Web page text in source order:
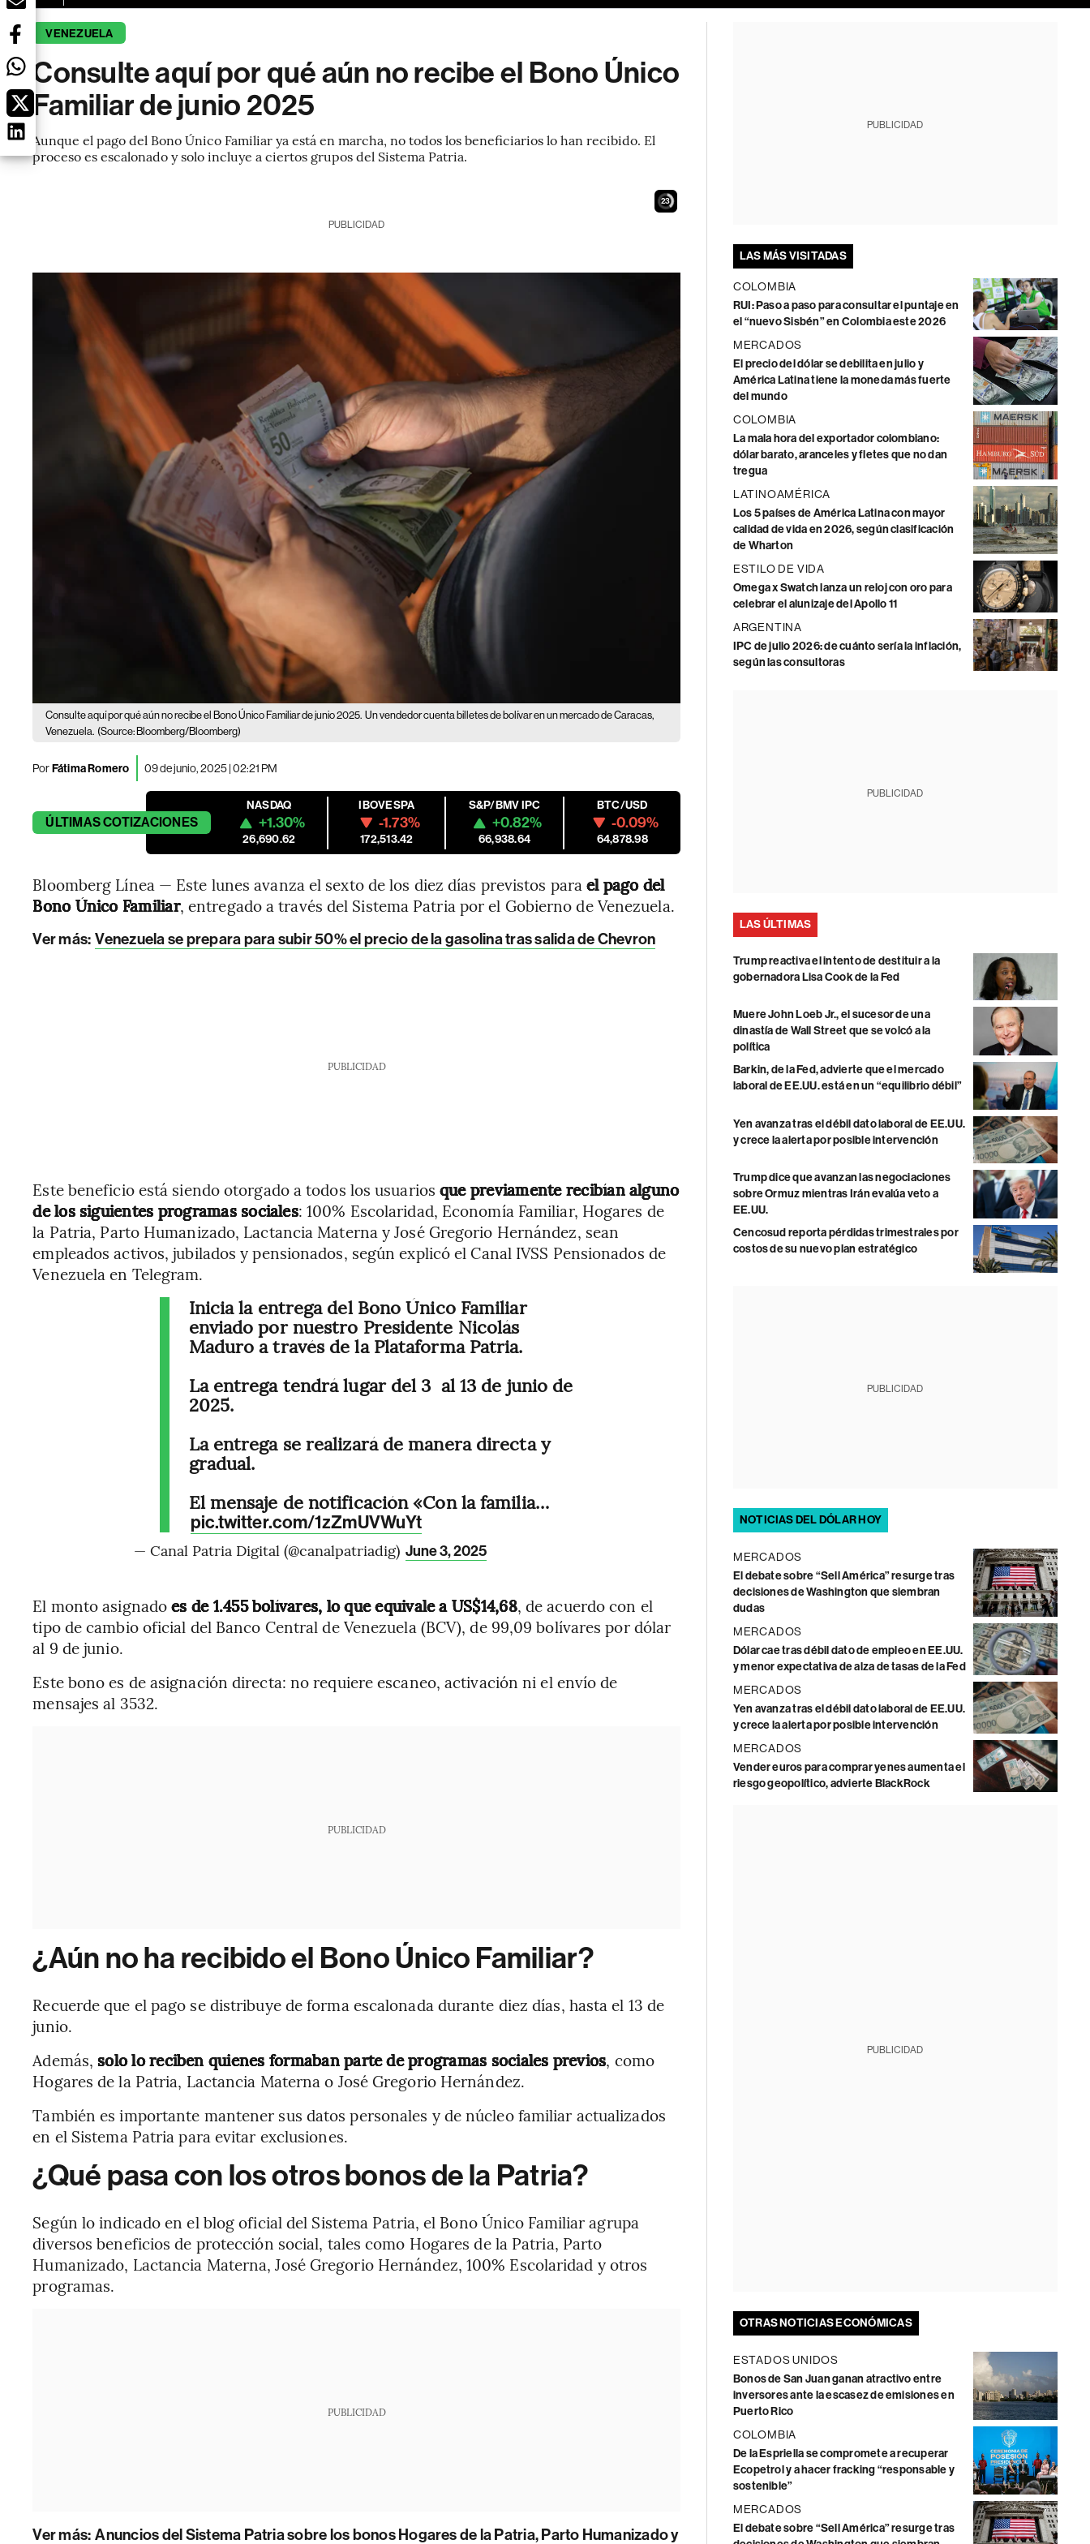
VENEZUELA
Consulte aquí por qué aún no recibe el Bono Único
Familiar de junio 2025
Aunque el pago del Bono Único Familiar ya está en marcha, no todos los beneficiarios lo han recibido. El
proceso es escalonado y solo incluye a ciertos grupos del Sistema Patria.
22
PUBLICIDAD
Consulte aquí por qué aún no recibe el Bono Único Familiar de junio 2025. Un vendedor cuenta billetes de bolívar en un mercado de Caracas,
Venezuela. (Source: Bloomberg/Bloomberg)
PorFátima Romero 09 de junio, 2025 | 02:21 PM
ÚLTIMASCOTIZACIONES
NASDAQ
+1.30%
26,690.62
IBOVESPA
-1.73%
172,513.42
S&P/BMV IPC
+0.82%
66,938.64
BTC/USD
-0.09%
64,878.98
Bloomberg Línea — Este lunes avanza el sexto de los diez días previstos parael pago del
Bono Único Familiar, entregado a través del Sistema Patria por el Gobierno de Venezuela.
Ver más: Venezuela se prepara para subir 50% el precio de la gasolina tras salida de Chevron
PUBLICIDAD
Este beneficio está siendo otorgado a todos los usuariosque previamente recibían alguno
de los siguientes programas sociales: 100% Escolaridad, Economía Familiar, Hogares de
la Patria, Parto Humanizado, Lactancia Materna y José Gregorio Hernández, sean
empleados activos, jubilados y pensionados, según explicó el Canal IVSS Pensionados de
Venezuela en Telegram.
Inicia la entrega del Bono Único Familiar
enviado por nuestro Presidente Nicolás
Maduro a través de la Plataforma Patria.
La entrega tendrá lugar del 3 al 13 de junio de
2025.
La entrega se realizará de manera directa y
gradual.
El mensaje de notificación «Con la familia…
pic.twitter.com/1zZmUVWuYt
— Canal Patria Digital (@canalpatriadig) June 3, 2025
El monto asignadoes de 1.455 bolívares, lo que equivale a US$14,68, de acuerdo con el
tipo de cambio oficial del Banco Central de Venezuela (BCV), de 99,09 bolívares por dólar
al 9 de junio.
Este bono es de asignación directa: no requiere escaneo, activación ni el envío de
mensajes al 3532.
PUBLICIDAD
¿Aún no ha recibido el Bono Único Familiar?
Recuerde que el pago se distribuye de forma escalonada durante diez días, hasta el 13 de
junio.
Además, solo lo reciben quienes formaban parte de programas sociales previos, como
Hogares de la Patria, Lactancia Materna o José Gregorio Hernández.
También es importante mantener sus datos personales y de núcleo familiar actualizados
en el Sistema Patria para evitar exclusiones.
¿Qué pasa con los otros bonos de la Patria?
Según lo indicado en el blog oficial del Sistema Patria, el Bono Único Familiar agrupa
diversos beneficios de protección social, tales como Hogares de la Patria, Parto
Humanizado, Lactancia Materna, José Gregorio Hernández, 100% Escolaridad y otros
programas.
PUBLICIDAD
Ver más: Anuncios del Sistema Patria sobre los bonos Hogares de la Patria, Parto Humanizado y
PUBLICIDAD
LAS MÁS VISITADAS
COLOMBIA
RUI: Paso a paso para consultar el puntaje en
el “nuevo Sisbén” en Colombia este 2026
MERCADOS
El precio del dólar se debilita en julio y
América Latina tiene la moneda más fuerte
del mundo
COLOMBIA
La mala hora del exportador colombiano:
dólar barato, aranceles y fletes que no dan
tregua
LATINOAMÉRICA
Los 5 países de América Latina con mayor
calidad de vida en 2026, según clasificación
de Wharton
ESTILO DE VIDA
Omega x Swatch lanza un reloj con oro para
celebrar el alunizaje del Apollo 11
ARGENTINA
IPC de julio 2026: de cuánto sería la inflación,
según las consultoras
PUBLICIDAD
LAS ÚLTIMAS
Trump reactiva el intento de destituir a la
gobernadora Lisa Cook de la Fed
Muere John Loeb Jr., el sucesor de una
dinastía de Wall Street que se volcó a la
política
Barkin, de la Fed, advierte que el mercado
laboral de EE.UU. está en un “equilibrio débil”
Yen avanza tras el débil dato laboral de EE.UU.
y crece la alerta por posible intervención
Trump dice que avanzan las negociaciones
sobre Ormuz mientras Irán evalúa veto a
EE.UU.
Cencosud reporta pérdidas trimestrales por
costos de su nuevo plan estratégico
PUBLICIDAD
NOTICIAS DEL DÓLAR HOY
MERCADOS
El debate sobre “Sell América” resurge tras
decisiones de Washington que siembran
dudas
MERCADOS
Dólar cae tras débil dato de empleo en EE.UU.
y menor expectativa de alza de tasas de la Fed
MERCADOS
Yen avanza tras el débil dato laboral de EE.UU.
y crece la alerta por posible intervención
MERCADOS
Vender euros para comprar yenes aumenta el
riesgo geopolítico, advierte BlackRock
PUBLICIDAD
OTRAS NOTICIAS ECONÓMICAS
ESTADOS UNIDOS
Bonos de San Juan ganan atractivo entre
inversores ante la escasez de emisiones en
Puerto Rico
COLOMBIA
De la Espriella se compromete a recuperar
Ecopetrol y a hacer fracking “responsable y
sostenible”
MERCADOS
El debate sobre “Sell América” resurge tras